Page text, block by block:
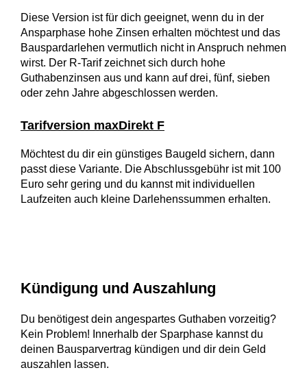
Diese Version ist für dich geeignet, wenn du in der
Ansparphase hohe Zinsen erhalten möchtest und das
Bauspardarlehen vermutlich nicht in Anspruch nehmen
wirst. Der R-Tarif zeichnet sich durch hohe
Guthabenzinsen aus und kann auf drei, fünf, sieben
oder zehn Jahre abgeschlossen werden.
Tarifversion maxDirekt F
Möchtest du dir ein günstiges Baugeld sichern, dann
passt diese Variante. Die Abschlussgebühr ist mit 100
Euro sehr gering und du kannst mit individuellen
Laufzeiten auch kleine Darlehenssummen erhalten.
Kündigung und Auszahlung
Du benötigest dein angespartes Guthaben vorzeitig?
Kein Problem! Innerhalb der Sparphase kannst du
deinen Bausparvertrag kündigen und dir dein Geld
auszahlen lassen.